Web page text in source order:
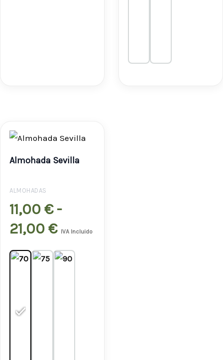
Almohada Sevilla
ALMOHADAS
11,00€ -
21,00€
Rango
precios:
11,00 €
hasta
21,00 €
IVA Incluido